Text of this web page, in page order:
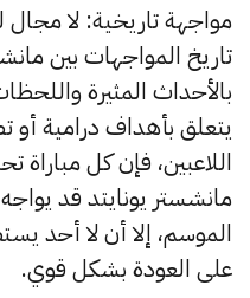
مواجهة تاريخية: لا مجال
تاريخ المواجهات بين
بالأحداث المثيرة
يتعلق بأهداف درامية
اللاعبين، فإن كل
مانشستر يونايتد قد
الموسم، إلا أن لا أحد
على العودة بشكل قوي.